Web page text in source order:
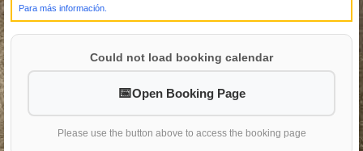
Para más información.
Could not load booking calendar
Open Booking Page
Please use the button above to access the booking page